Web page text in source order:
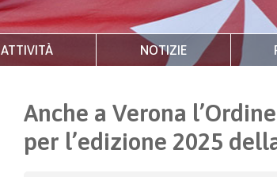
ATTIVITÀ NOTIZIE
Anche a Verona
per l’edizione 2025